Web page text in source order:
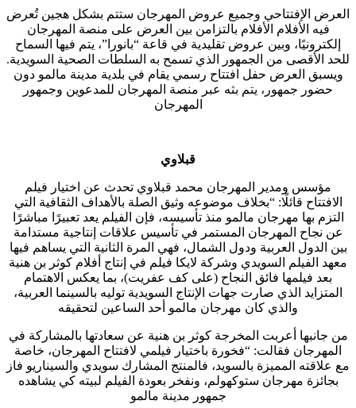
العرض الإفتتاحي وجميع عروض المهرجان ستتم بشكل هجين تُعرض
فيه الأفلام الأفلام بالتزامن بين العرض على منصة المهرجان
إلكترونيًا، وبين عروض تقليدية في قاعة “بانورا”، يتم فيها السماح
للحد الأقصى من الجمهور الذي تسمح به السلطات الصحية السويدية.
ويسبق العرض حفل افتتاح رسمي يقام في بلدية مدينة مالمو دون
حضور جمهور، يتم بثه عبر منصة المهرجان للمدعوين وجمهور
المهرجان
قبلاوي
مؤسس ومدير المهرجان محمد قبلاوي تحدث عن اختيار فيلم
الافتتاح قائلًا: “بخلاف موضوعه وثيق الصلة بالأهداف الثقافية التي
التزم بها مهرجان مالمو منذ تأسيسه، فإن الفيلم يعد تعبيرًا مباشرًا
عن نجاح المهرجان المستمر في تأسيس علاقات إنتاجية مستدامة
بين الدول العربية ودول الشمال، فهي المرة الثانية التي يساهم فيها
معهد الفيلم السويدي وشركة لايكا فيلم في إنتاج أفلام كوثر بن هنية
بعد فيلمها فائق النجاح (على كف عفريت)، بما يعكس الاهتمام
المتزايد الذي صارت جهات الإنتاج السويدية توليه بالسينما العربية،
والذي كان مهرجان مالمو أحد الساعين لتحقيقه
من جانبها أعربت المخرجة كوثر بن هنية عن سعادتها بالمشاركة في
المهرجان فقالت: “فخورة باختيار فيلمي لافتتاح المهرجان، خاصة
مع علاقته المميزة بالسويد، فالمنتج المشارك سويدي والسيناريو فاز
بجائزة مهرجان ستوكهولم، ونفخر بعودة الفيلم لبيته كي يشاهده
جمهور مدينة مالمو